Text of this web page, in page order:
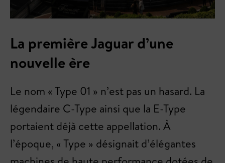
La première Jaguar d’une
nouvelle ère
Le nom « Type 01 » n’est pas un hasard. La
légendaire C-Type ainsi que la E-Type
portaient déjà cette appellation. À
l’époque, « Type » désignait d’élégantes